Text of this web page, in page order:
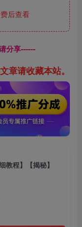
后查看
分享------
章请收藏本站。
教程】【揭秘】